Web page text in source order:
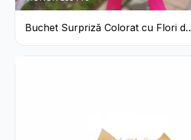
Buchet Surpriză Colorat cu Flori de
Sezon